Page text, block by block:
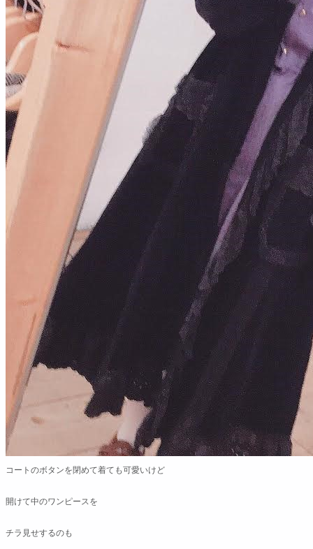
コートのボタンを閉めて着ても可愛いけど
開けて中のワンピースを
チラ見せするのも